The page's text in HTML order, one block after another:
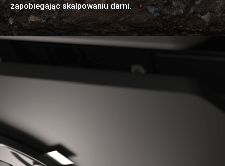
zapobiegając skalpowaniu darni.